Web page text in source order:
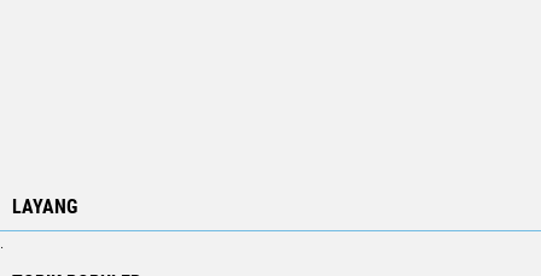
LAYANG